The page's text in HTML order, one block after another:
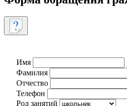
Имя
Фамилия
Отчество
Телефон
Род занятий